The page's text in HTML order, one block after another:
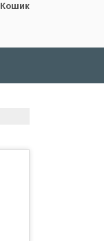
Кошик